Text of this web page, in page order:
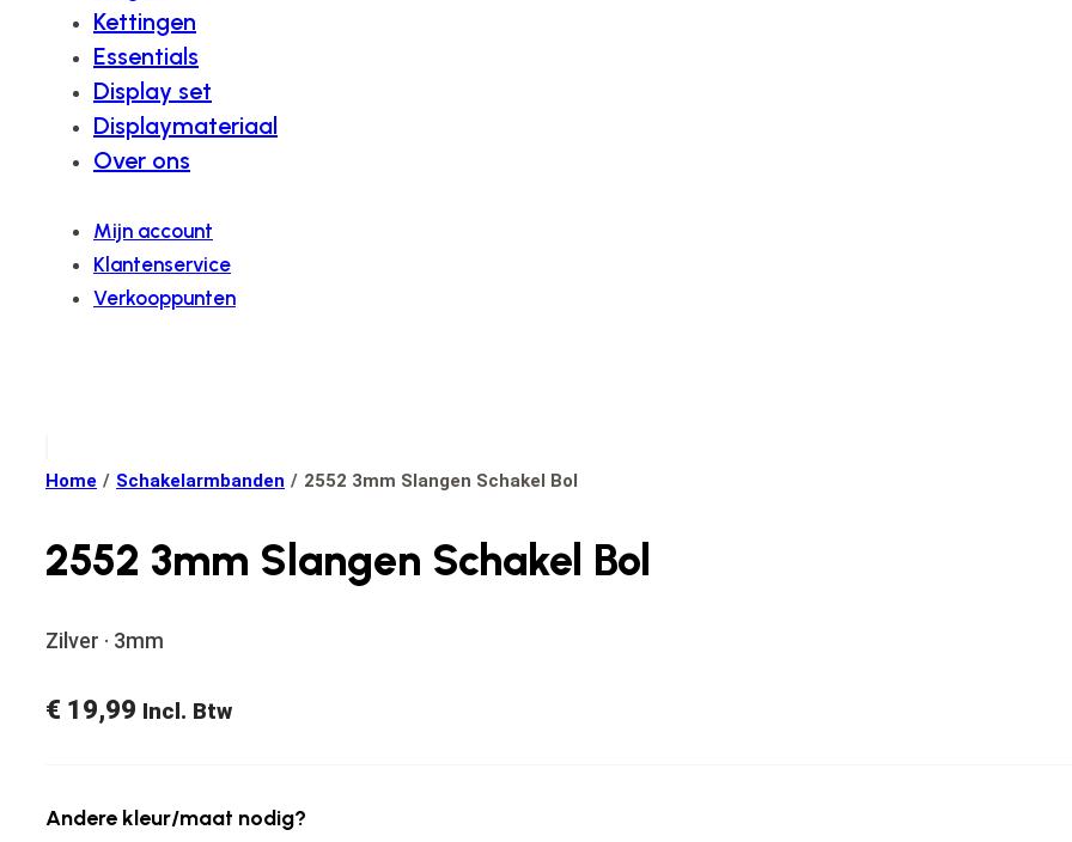
Kettingen
Essentials
Display set
Displaymateriaal
Over ons
Mijn account
Klantenservice
Verkooppunten
Home / Schakelarmbanden / 2552 3mm Slangen Schakel Bol
2552 3mm Slangen Schakel Bol
Zilver · 3mm
€ 19,99 Incl. Btw
Andere kleur/maat nodig?